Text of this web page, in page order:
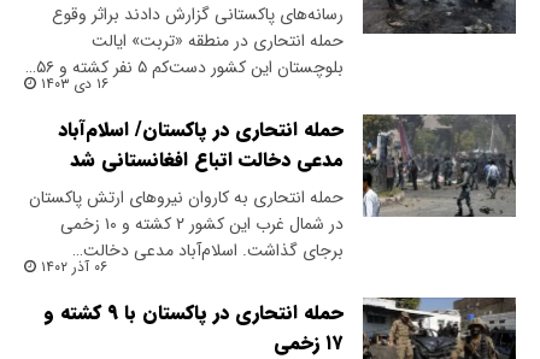
رسانه‌های پاکستانی گزارش دادند براثر وقوع
حمله انتحاری در منطقه «تربت» ایالت
بلوچستان این کشور دست‌کم ۵ نفر کشته و ۵۶…
۱۶ دی ۱۴۰۳
حمله انتحاری در پاکستان/ اسلام‌آباد
مدعی دخالت اتباع افغانستانی شد
حمله انتحاری به کاروان نیروهای ارتش پاکستان
در شمال غرب این کشور ۲ کشته و ۱۰ زخمی
برجای گذاشت. اسلام‌آباد مدعی دخالت…
۰۶ آذر ۱۴۰۲
حمله انتحاری در پاکستان با ۹ کشته و
۱۷ زخمی